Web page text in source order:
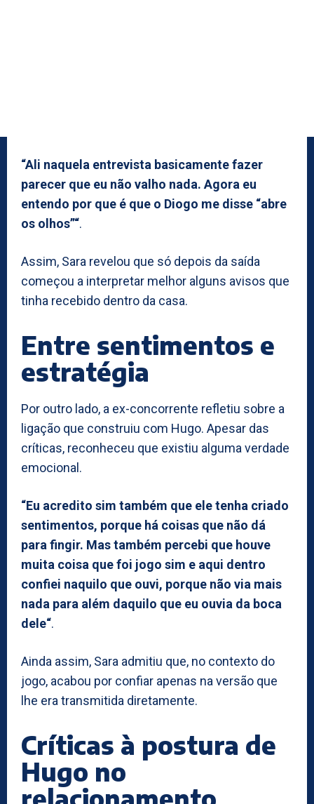
“Ali naquela entrevista basicamente fazer
parecer que eu não valho nada. Agora eu
entendo por que é que o Diogo me disse “abre
os olhos”“.
Assim, Sara revelou que só depois da saída
começou a interpretar melhor alguns avisos que
tinha recebido dentro da casa.
Entre sentimentos e
estratégia
Por outro lado, a ex-concorrente refletiu sobre a
ligação que construiu com Hugo. Apesar das
críticas, reconheceu que existiu alguma verdade
emocional.
“Eu acredito sim também que ele tenha criado
sentimentos, porque há coisas que não dá
para fingir. Mas também percebi que houve
muita coisa que foi jogo sim e aqui dentro
confiei naquilo que ouvi, porque não via mais
nada para além daquilo que eu ouvia da boca
dele“.
Ainda assim, Sara admitiu que, no contexto do
jogo, acabou por confiar apenas na versão que
lhe era transmitida diretamente.
Críticas à postura de
Hugo no